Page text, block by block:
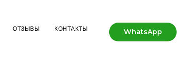
ОТЗЫВЫ
КОНТАКТЫ
WhatsApp